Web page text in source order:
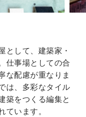
として、建築家・
仕事場としての合
な配慮が重なりま
は、多彩なタイル
築をつくる編集と
ています。